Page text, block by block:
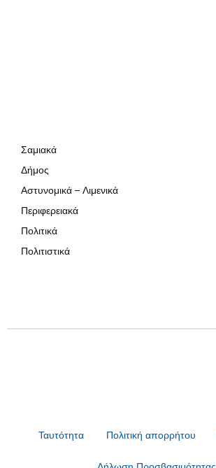
Σαμιακά
Δήμος
Αστυνομικά – Λιμενικά
Περιφερειακά
Πολιτικά
Πολιτιστικά
Ταυτότητα Πολιτική απορρήτου